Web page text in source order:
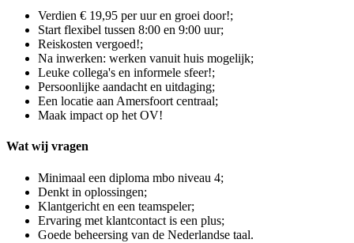
Verdien € 19,95 per uur en groei door!;
Start flexibel tussen 8:00 en 9:00 uur;
Reiskosten vergoed!;
Na inwerken: werken vanuit huis mogelijk;
Leuke collega's en informele sfeer!;
Persoonlijke aandacht en uitdaging;
Een locatie aan Amersfoort centraal;
Maak impact op het OV!
Wat wij vragen
Minimaal een diploma mbo niveau 4;
Denkt in oplossingen;
Klantgericht en een teamspeler;
Ervaring met klantcontact is een plus;
Goede beheersing van de Nederlandse taal.